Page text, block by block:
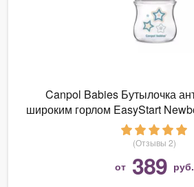
Canpol Babies Бутылочка
широким горлом EasyStart
рождения
(Отзывы 2)
от 389 руб.